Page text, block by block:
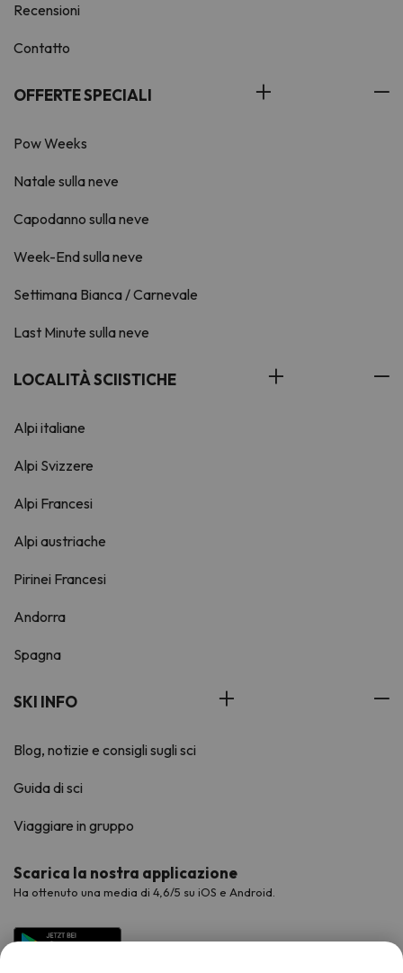
Recensioni
Contatto
OFFERTE SPECIALI
Pow Weeks
Natale sulla neve
Capodanno sulla neve
Week-End sulla neve
Settimana Bianca / Carnevale
Last Minute sulla neve
LOCALITÀ SCIISTICHE
Alpi italiane
Alpi Svizzere
Alpi Francesi
Alpi austriache
Pirinei Francesi
Andorra
Spagna
SKI INFO
Blog, notizie e consigli sugli sci
Guida di sci
Viaggiare in gruppo
Scarica la nostra applicazione
Ha ottenuto una media di 4,6/5 su iOS e Android.